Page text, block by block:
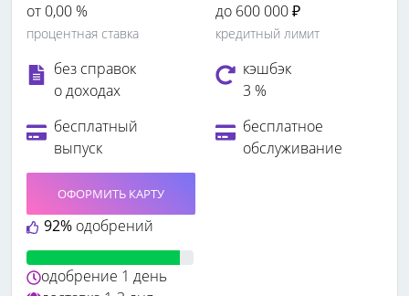
от 0,00 %
процентная ставка
до 600 000 ₽
кредитный лимит
без справок
о доходах
кэшбэк
3 %
бесплатный
выпуск
бесплатное
обслуживание
92% одобрений
ОФОРМИТЬ КАРТУ
одобрение 1 день